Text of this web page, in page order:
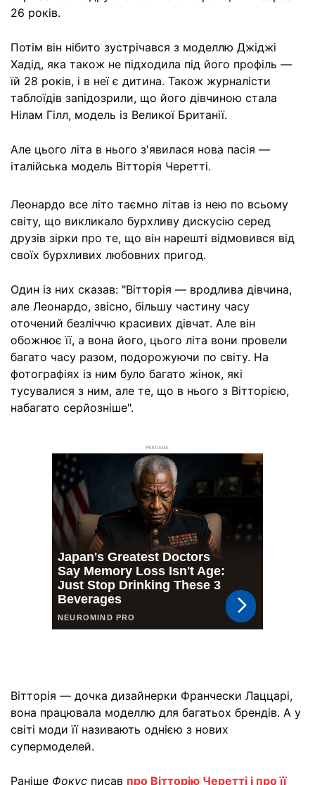
26 років.
Потім він нібито зустрічався з моделлю Джіджі
Хадід, яка також не підходила під його профіль —
їй 28 років, і в неї є дитина. Також журналісти
таблоїдів запідозрили, що його дівчиною стала
Нілам Гілл, модель із Великої Британії.
Але цього літа в нього з'явилася нова пасія —
італійська модель Вітторія Черетті.
Леонардо все літо таємно літав із нею по всьому
світу, що викликало бурхливу дискусію серед
друзів зірки про те, що він нарешті відмовився від
своїх бурхливих любовних пригод.
Один із них сказав: "Вітторія — вродлива дівчина,
але Леонардо, звісно, більшу частину часу
оточений безліччю красивих дівчат. Але він
обожнює її, а вона його, цього літа вони провели
багато часу разом, подорожуючи по світу. На
фотографіях із ним було багато жінок, які
тусувалися з ним, але те, що в нього з Вітторією,
набагато серйозніше".
РЕКЛАМА
Вітторія — дочка дизайнерки Франчески Лаццарі,
вона працювала моделлю для багатьох брендів. А у
світі моди її називають однією з нових
супермоделей.
Раніше Фокус писав про Вітторію Черетті і про її